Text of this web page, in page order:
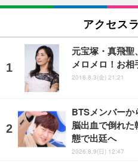
アクセス
元宝塚・真飛聖
メロメロ！お
2018.8.3(金) 21:21
BTSメンバー
脳出血で倒れ
態で出廷へ
2026.8.9(日) 12:47